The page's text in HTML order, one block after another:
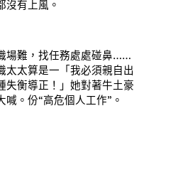
沒有上風。
場難，找任務處處碰鼻……
太太算是一「我必須親自出
失衡導正！」她對著牛土豪
。份“高危個人工作”。